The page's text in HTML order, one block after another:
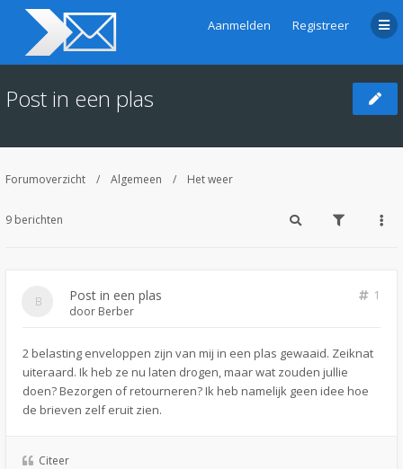
Aanmelden Registreer
Post in een plas
Forumoverzicht Algemeen Het weer
9 berichten
Post in een plas
1
door Berber
2 belasting enveloppen zijn van mij in een plas gewaaid. Zeiknat
uiteraard. Ik heb ze nu laten drogen, maar wat zouden jullie
doen? Bezorgen of retourneren? Ik heb namelijk geen idee hoe
de brieven zelf eruit zien.
Citeer